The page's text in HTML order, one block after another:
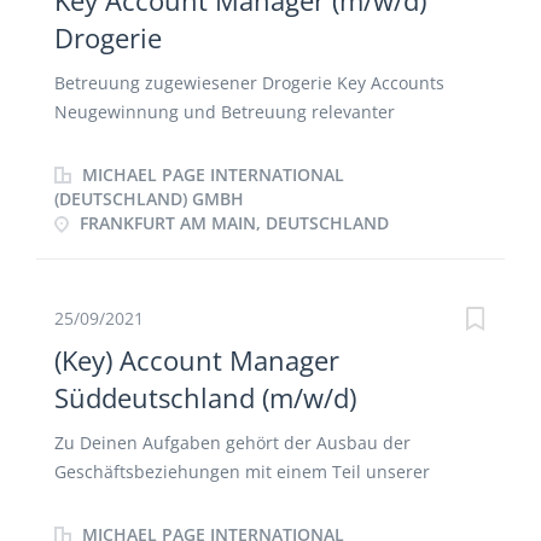
Ableitung konkreter Handlungsempfehlungen
Projektarbeit auf nationaler und internationaler
Drogerie
Betreuung zugewiesener Drogerie Key Accounts
Neugewinnung und Betreuung relevanter
Jahresgesprächen Erarbeitung Key
Accountspezifischer Kundenpläne sowie
anschließende Erfolgskontrolle Pflege der
und Marktdaten
MICHAEL PAGE INTERNATIONAL
(DEUTSCHLAND) GMBH
FRANKFURT AM MAIN, DEUTSCHLAND
25/09/2021
(Key) Account Manager
Süddeutschland (m/w/d)
Zu Deinen Aufgaben gehört der Ausbau der
Geschäftsbeziehungen mit einem Teil unserer
mit dem Ziel das maximale Potential für beide Seite
MICHAEL PAGE INTERNATIONAL